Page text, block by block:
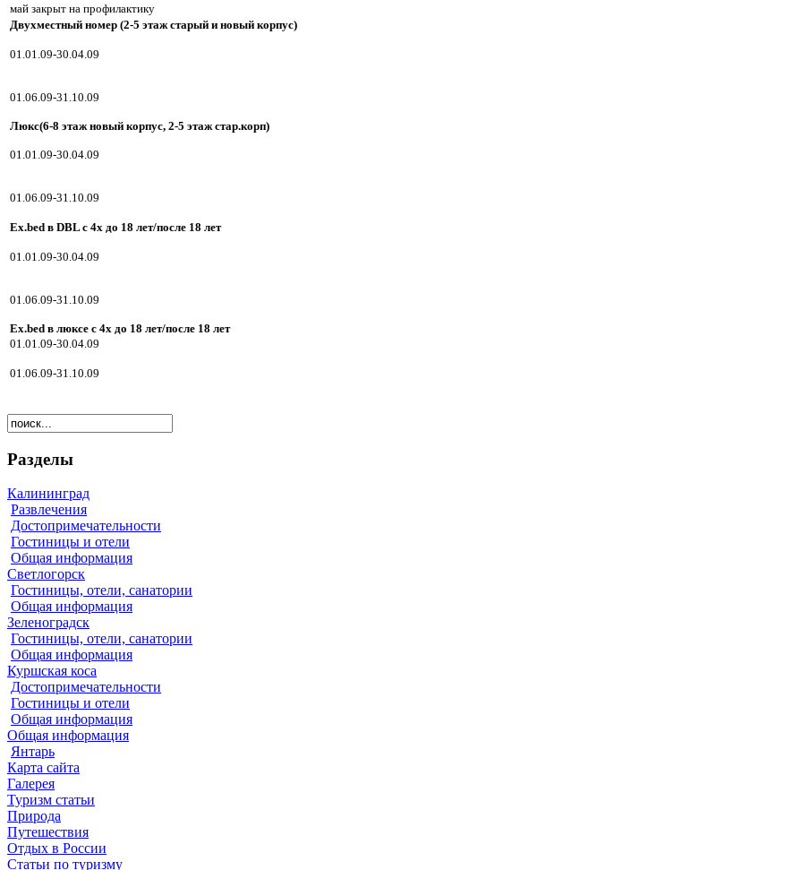
май закрыт на профилактику
Двухместный номер (2-5 этаж старый и новый корпус)
01.01.09-30.04.09
01.06.09-31.10.09
Люкс(6-8 этаж новый корпус, 2-5 этаж стар.корп)
01.01.09-30.04.09
01.06.09-31.10.09
Ex.bed в DBL с 4х до 18 лет/после 18 лет
01.01.09-30.04.09
01.06.09-31.10.09
Ex.bed в люксе с 4х до 18 лет/после 18 лет
01.01.09-30.04.09
01.06.09-31.10.09
Разделы
Калининград
Развлечения
Достопримечательности
Гостиницы и отели
Общая информация
Светлогорск
Гостиницы, отели, санатории
Общая информация
Зеленоградск
Гостиницы, отели, санатории
Общая информация
Куршская коса
Достопримечательности
Гостиницы и отели
Общая информация
Общая информация
Янтарь
Карта сайта
Галерея
Туризм статьи
Природа
Путешествия
Отдых в России
Статьи по туризму